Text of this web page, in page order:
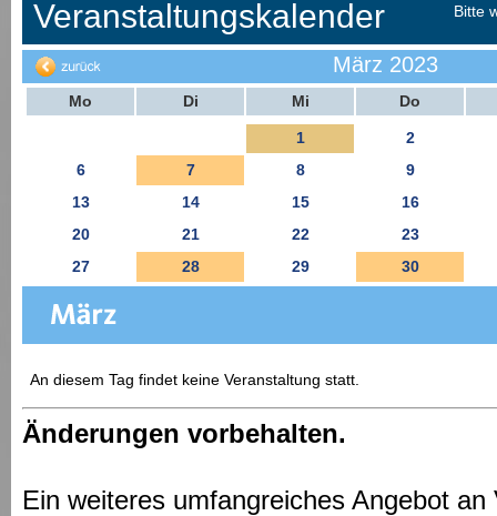
Veranstaltungskalender Bitte
März 2023
Mo Di Mi Do
1
2
6
7 8
9
13
14 15
16
20
21 22
23
27
28 29 30
An diesem Tag findet keine Veranstaltung statt.
Änderungen vorbehalten.
Ein weiteres umfangreiches Angebot